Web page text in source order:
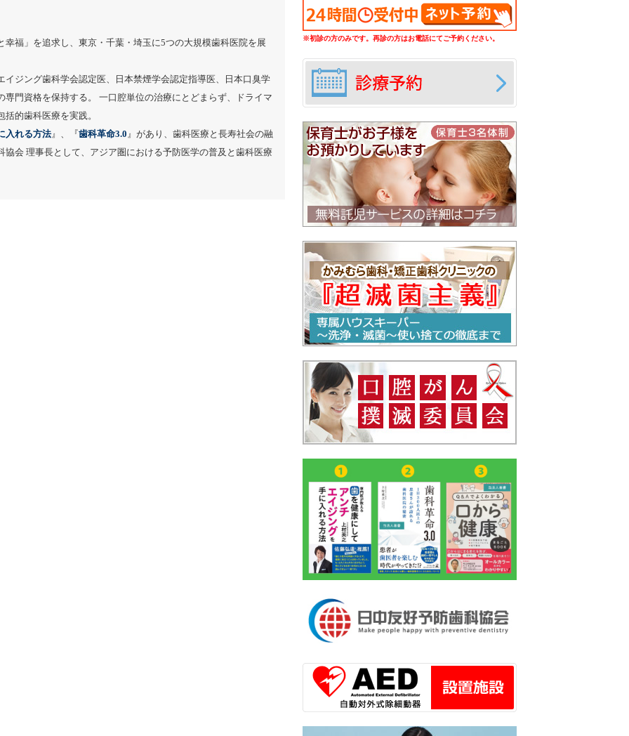
福」を追求し、東京・千葉・埼玉に5つの大規模歯科医院を展
イジング歯科学会認定医、日本禁煙学会認定指導医、日本口臭学
門資格を保持する。 一口腔単位の治療にとどまらず、ドライマ
的歯科医療を実践。
入れる方法』、『歯科革命3.0 』があり、歯科医療と長寿社会の融
会 理事長として、アジア圏における予防医学の普及と歯科医療
※初診の方のみです。再診の方はお電話にてご予約ください。